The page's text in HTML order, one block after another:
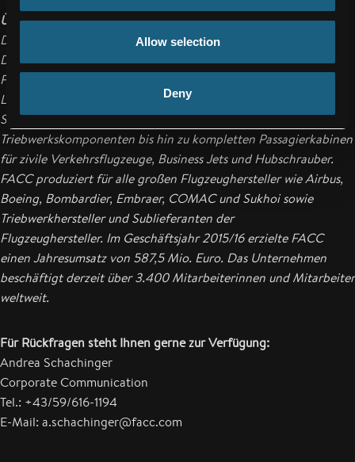
Allow selection
Deny
Über FACC
Die FACC AG ist eines der weltweit führenden Unternehmen in
Design, Entwicklung und Fertigung von fortschrittlichen
Faserverbundkomponenten und -systemen für die
Luftfahrtindustrie. Die Produktpalette reicht von
Strukturbauteilen an Rumpf und Tragflächen über
Triebwerkskomponenten bis hin zu kompletten Passagierkabinen
für zivile Verkehrsflugzeuge, Business Jets und Hubschrauber.
FACC produziert für alle großen Flugzeughersteller wie Airbus,
Boeing, Bombardier, Embraer, COMAC und Sukhoi sowie
Triebwerkhersteller und Sublieferanten der
Flugzeughersteller. Im Geschäftsjahr 2015/16 erzielte FACC
einen Jahresumsatz von 587,5 Mio. Euro. Das Unternehmen
beschäftigt derzeit über 3.400 Mitarbeiterinnen und Mitarbeiter
weltweit.
Für Rückfragen steht Ihnen gerne zur Verfügung:
Andrea Schachinger
Corporate Communication
Tel.: +43/59/616-1194
E-Mail: a.schachinger@facc.com